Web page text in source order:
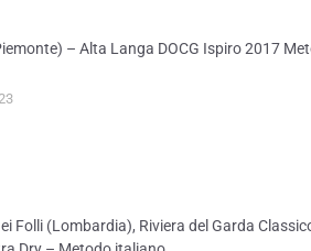
– Alta Langa DOCG Ispiro 2017
Folli (Lombardia), Riviera del Garda